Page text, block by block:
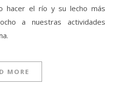
hacer el río y su lecho más
a nuestras actividades
MORE